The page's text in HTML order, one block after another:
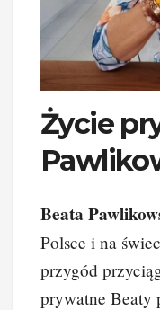
Życie
Beata
Polsce i na
przygód
prywatne Beaty